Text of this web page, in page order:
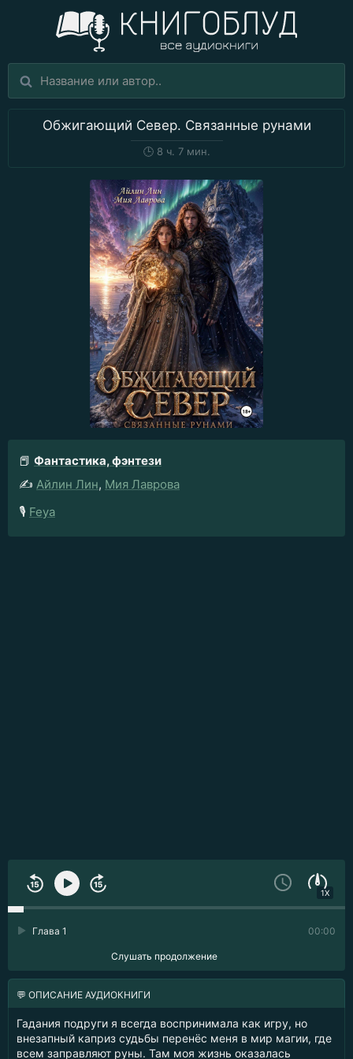
Обжигающий Север. Связанные рунами
🕒8 ч. 7 мин.
📕 Фантастика, фэнтези
✍️ Айлин Лин, Мия Лаврова
🎙️ Feya
1X
00:00
Глава 1
Слушать продолжение
💬 ОПИСАНИЕ АУДИОКНИГИ
Гадания подруги я всегда воспринимала как игру, но
внезапный каприз судьбы перенёс меня в мир магии, где
всем заправляют руны. Там моя жизнь оказалась